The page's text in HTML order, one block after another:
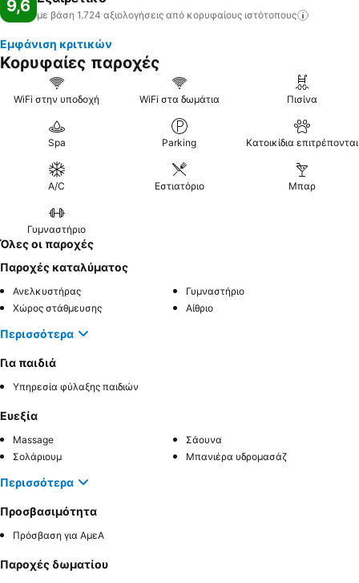
9,6 με βάση 1.724 αξιολογήσεις από κορυφαίους ιστότοπους
Εμφάνιση κριτικών
Κορυφαίες παροχές
WiFi στην υποδοχή WiFi στα δωμάτια Πισίνα
Spa Parking Κατοικίδια επιτρέπονται
A/C Εστιατόριο Μπαρ
Γυμναστήριο
Όλες οι παροχές
Παροχές καταλύματος
Ανελκυστήρας
Γυμναστήριο
Χώρος στάθμευσης
Αίθριο
Περισσότερα
Για παιδιά
Υπηρεσία φύλαξης παιδιών
Ευεξία
Massage
Σάουνα
Σολάριουμ
Μπανιέρα υδρομασάζ
Περισσότερα
Προσβασιμότητα
Πρόσβαση για ΑμεΑ
Παροχές δωματίου